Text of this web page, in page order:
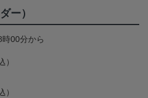
ー）
00分から
）
）